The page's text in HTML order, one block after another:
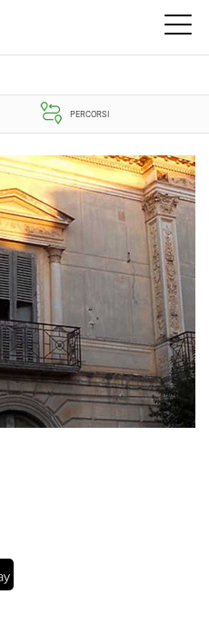
PERCORSI